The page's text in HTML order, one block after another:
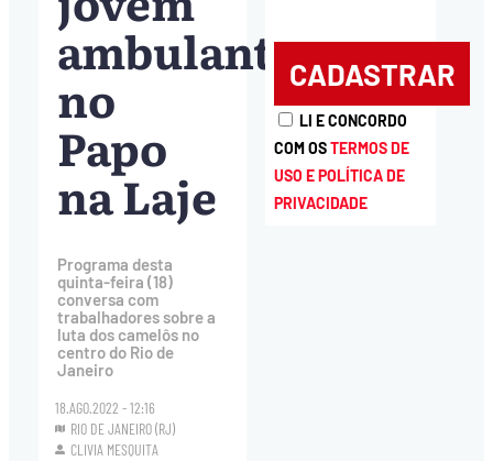
ambulante
no
Papo
na Laje
Programa desta
quinta-feira (18)
conversa com
trabalhadores sobre a
luta dos camelôs no
centro do Rio de
Janeiro
18.AGO.2022 - 12:16
RIO DE JANEIRO (RJ)
CLIVIA MESQUITA
LI E CONCORDO
COM OSTERMOS DE
USO E POLÍTICA DE
PRIVACIDADE